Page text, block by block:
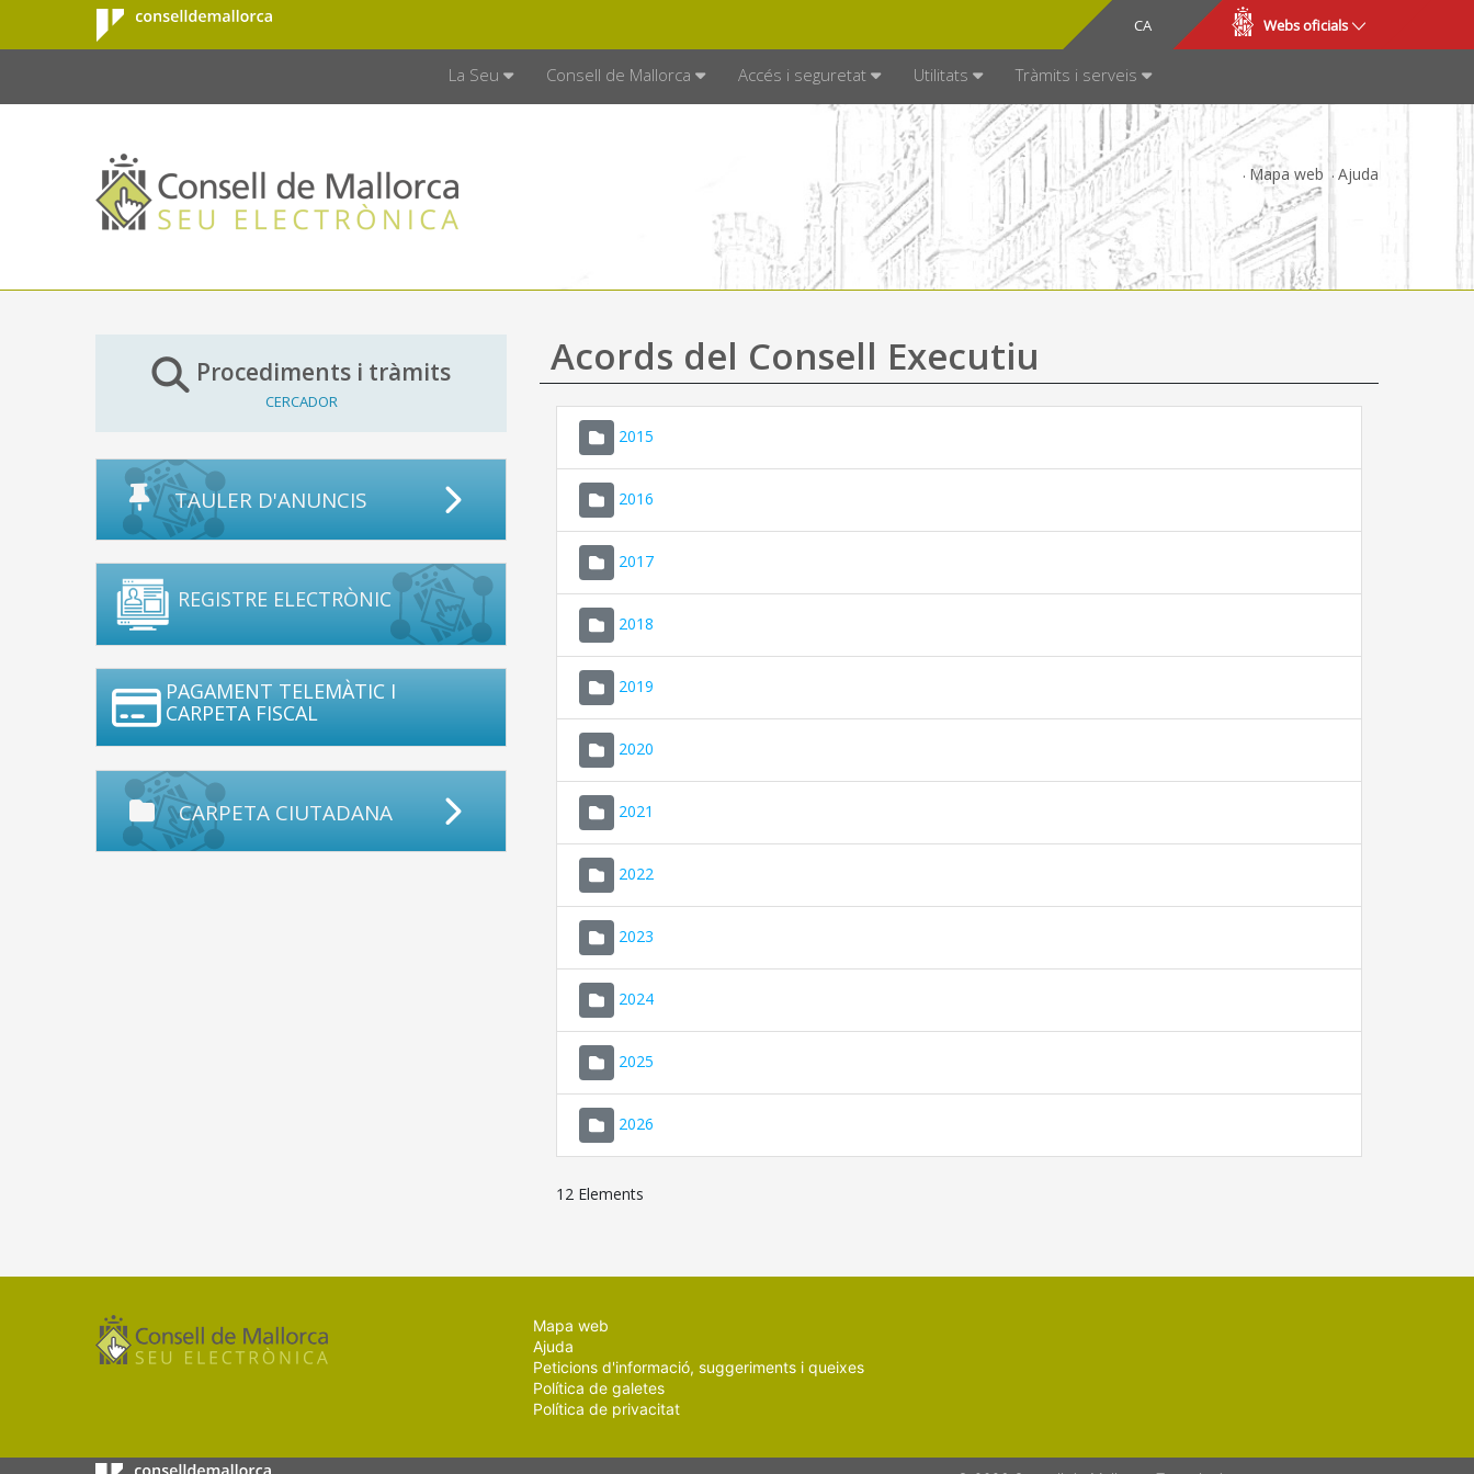
Salta al contingut principal
Consell de
Mallorca
CA
ES Webs oficials
La Seu Consell de Mallorca Accés i seguretat Utilitats Tràmits i serveis
Mapa web Ajuda
Procediments i tràmits
CERCADOR
TAULER D'ANUNCIS
REGISTRE ELECTRÒNIC
PAGAMENT TELEMÀTIC I
CARPETA FISCAL
CARPETA CIUTADANA
Acords del Consell Executiu
2015
2016
2017
2018
2019
2020
2021
2022
2023
2024
2025
2026
12 Elements
Mapa web
Ajuda
Peticions d'informació, suggeriments i queixes
Política de galetes
Política de privacitat